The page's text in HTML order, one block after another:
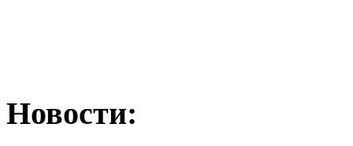
Новости: